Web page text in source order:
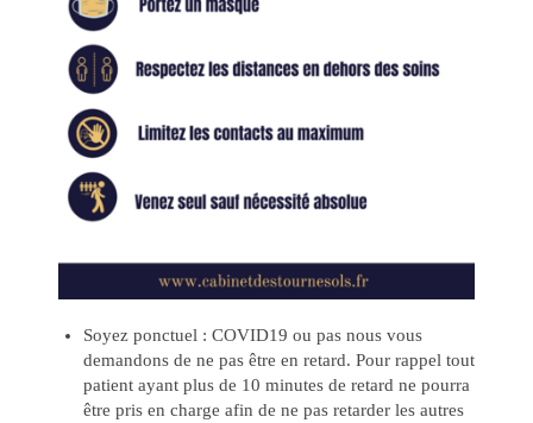
Soyez ponctuel : COVID19 ou pas nous vous
demandons de ne pas être en retard. Pour rappel tout
patient ayant plus de 10 minutes de retard ne pourra
être pris en charge afin de ne pas retarder les autres